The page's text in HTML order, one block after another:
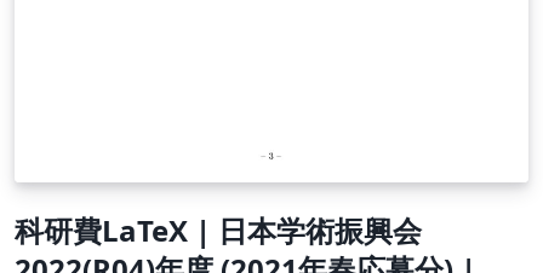
科研費LaTeX | 日本学術振興会